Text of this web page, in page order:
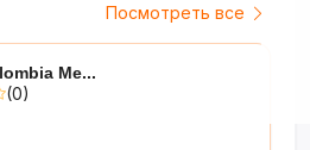
Посмотреть все
Me...
(0)